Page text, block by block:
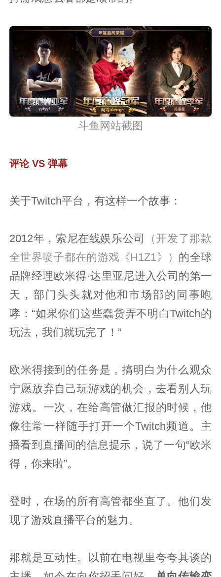
斗鱼网站截图
评论 VS 弹幕
关于Twitch平台，有这样一个故事：
2012年，索尼在线娱乐公司
（开发了那款
全世界喷子都在的游戏《H1Z1》） 的全球
品牌经理欧米得·达里亚尼进入公司的第一
天，部门头头就对他和市场部的同事咆
哮：“如果你们这些蠢货弄不明白Twitch的
玩法，我们就玩完了！”
欧米得接到的任务是，搞明白为什么观众
宁愿放弃自己玩游戏的机会，去看别人玩
游戏。一次，在给高管做汇报的时候，他
像往常一样随手打开一个Twitch频道。主
播看到直播间的信息提示，说了一句“欧米
得，你来啦”。
登时，在场的所有高管都坐直了。他们发
现了游戏直播平台的魅力。
那就是互动性。以前在电视里夸夸其谈的